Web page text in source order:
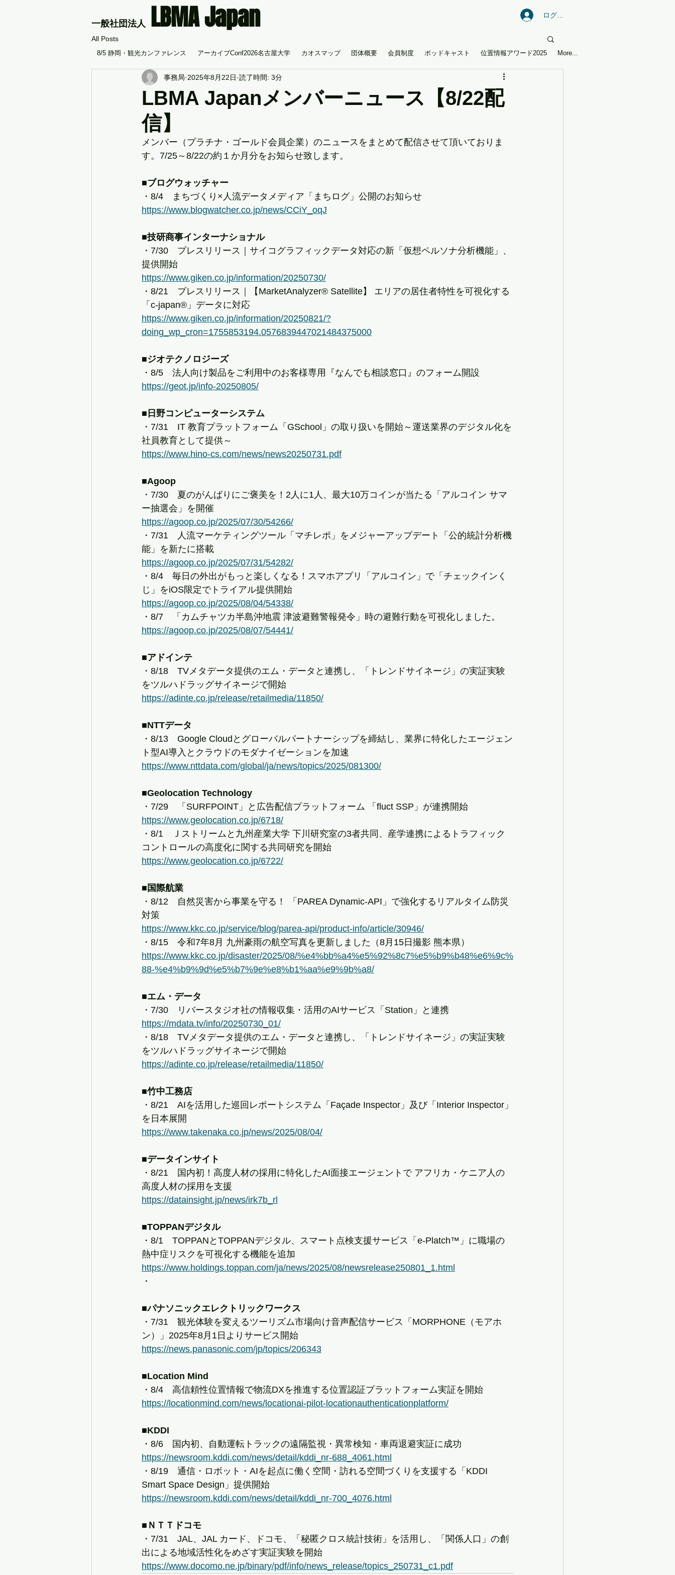
​一般社団法人 LBMA Japan ログイン
8/5 静岡・観光カンファレンス アーカイブConf2026名古屋大学 カオスマップ 団体概要 会員制度 ポッドキャスト 位置情報アワード2025 More...
All Posts
LBMA Japanメンバーニュース【8/22配
信】
事務局 2025年8月22日 読了時間: 3分
メンバー（プラチナ・ゴールド会員企業）のニュースをまとめて配信させて頂いておりま
す。7/25～8/22の約１か月分をお知らせ致します。
■ブログウォッチャー
・8/4　まちづくり×人流データメディア「まちログ」公開のお知らせ
https://www.blogwatcher.co.jp/news/CCiY_oqJ
■技研商事インターナショナル
・7/30　プレスリリース｜サイコグラフィックデータ対応の新「仮想ペルソナ分析機能」、
提供開始
https://www.giken.co.jp/information/20250730/
・8/21　プレスリリース｜【MarketAnalyzer® Satellite】 エリアの居住者特性を可視化する
「c-japan®」データに対応
https://www.giken.co.jp/information/20250821/?
doing_wp_cron=1755853194.0576839447021484375000
■ジオテクノロジーズ
・8/5　法人向け製品をご利用中のお客様専用『なんでも相談窓口』のフォーム開設
https://geot.jp/info-20250805/
■日野コンピューターシステム
・7/31　IT 教育プラットフォーム「GSchool」の取り扱いを開始～運送業界のデジタル化を
社員教育として提供～
https://www.hino-cs.com/news/news20250731.pdf
■Agoop
・7/30　夏のがんばりにご褒美を！2人に1人、最大10万コインが当たる「アルコイン サマ
ー抽選会」を開催
https://agoop.co.jp/2025/07/30/54266/
・7/31　人流マーケティングツール「マチレポ」をメジャーアップデート「公的統計分析機
能」を新たに搭載
https://agoop.co.jp/2025/07/31/54282/
・8/4　毎日の外出がもっと楽しくなる！スマホアプリ「アルコイン」で「チェックインく
じ」をiOS限定でトライアル提供開始
https://agoop.co.jp/2025/08/04/54338/
・8/7　「カムチャツカ半島沖地震 津波避難警報発令」時の避難行動を可視化しました。
https://agoop.co.jp/2025/08/07/54441/
■アドインテ
・8/18　TVメタデータ提供のエム・データと連携し、「トレンドサイネージ」の実証実験
をツルハドラッグサイネージで開始
https://adinte.co.jp/release/retailmedia/11850/
■NTTデータ
・8/13　Google Cloudとグローバルパートナーシップを締結し、業界に特化したエージェン
ト型AI導入とクラウドのモダナイゼーションを加速
https://www.nttdata.com/global/ja/news/topics/2025/081300/
■Geolocation Technology
・7/29　「SURFPOINT」と広告配信プラットフォーム 「fluct SSP」が連携開始
https://www.geolocation.co.jp/6718/
・8/1　Ｊストリームと九州産業大学 下川研究室の3者共同、産学連携によるトラフィック
コントロールの高度化に関する共同研究を開始
https://www.geolocation.co.jp/6722/
■国際航業
・8/12　自然災害から事業を守る！ 「PAREA Dynamic-API」で強化するリアルタイム防災
対策
https://www.kkc.co.jp/service/blog/parea-api/product-info/article/30946/
・8/15　令和7年8月 九州豪雨の航空写真を更新しました（8月15日撮影 熊本県）
https://www.kkc.co.jp/disaster/2025/08/%e4%bb%a4%e5%92%8c7%e5%b9%b48%e6%9c%
88-%e4%b9%9d%e5%b7%9e%e8%b1%aa%e9%9b%a8/
■エム・データ
・7/30　リバースタジオ社の情報収集・活用のAIサービス「Station」と連携
https://mdata.tv/info/20250730_01/
・8/18　TVメタデータ提供のエム・データと連携し、「トレンドサイネージ」の実証実験
をツルハドラッグサイネージで開始
https://adinte.co.jp/release/retailmedia/11850/
■竹中工務店
・8/21　AIを活用した巡回レポートシステム「Façade Inspector」及び「Interior Inspector」
を日本展開
https://www.takenaka.co.jp/news/2025/08/04/
■データインサイト
・8/21　国内初！高度人材の採用に特化したAI面接エージェントで アフリカ・ケニア人の
高度人材の採用を支援
https://datainsight.jp/news/irk7b_rl
■TOPPANデジタル
・8/1　TOPPANとTOPPANデジタル、スマート点検支援サービス「e-Platch™」に職場の
熱中症リスクを可視化する機能を追加
https://www.holdings.toppan.com/ja/news/2025/08/newsrelease250801_1.html
・
■パナソニックエレクトリックワークス
・7/31　観光体験を変えるツーリズム市場向け音声配信サービス「MORPHONE（モアホ
ン）」2025年8月1日よりサービス開始
https://news.panasonic.com/jp/topics/206343
■Location Mind
・8/4　高信頼性位置情報で物流DXを推進する位置認証プラットフォーム実証を開始
https://locationmind.com/news/locationai-pilot-locationauthenticationplatform/
■KDDI
・8/6　国内初、自動運転トラックの遠隔監視・異常検知・車両退避実証に成功
https://newsroom.kddi.com/news/detail/kddi_nr-688_4061.html
・8/19　通信・ロボット・AIを起点に働く空間・訪れる空間づくりを支援する「KDDI
Smart Space Design」提供開始
https://newsroom.kddi.com/news/detail/kddi_nr-700_4076.html
■ＮＴＴドコモ
・7/31　JAL、JAL カード、ドコモ、「秘匿クロス統計技術」を活用し、「関係人口」の創
出による地域活性化をめざす実証実験を開始
https://www.docomo.ne.jp/binary/pdf/info/news_release/topics_250731_c1.pdf